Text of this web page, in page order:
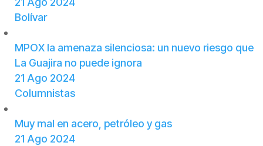
Bolívar
MPOX la amenaza silenciosa: un nuevo riesgo que
La Guajira no puede ignora
21 Ago 2024
Columnistas
Muy mal en acero, petróleo y gas
21 Ago 2024